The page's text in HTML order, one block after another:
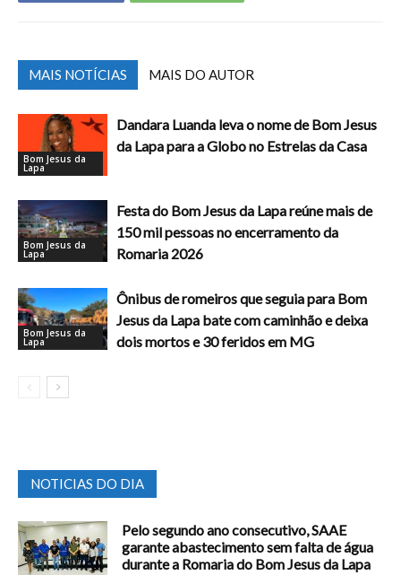
MAIS NOTÍCIAS MAIS DO AUTOR
Bom Jesus da
Lapa
Dandara Luanda leva o nome de Bom Jesus
da Lapa para a Globo no Estrelas da Casa
Bom Jesus da
Lapa
Festa do Bom Jesus da Lapa reúne mais de
150 mil pessoas no encerramento da
Romaria 2026
Bom Jesus da
Lapa
Ônibus de romeiros que seguia para Bom
Jesus da Lapa bate com caminhão e deixa
dois mortos e 30 feridos em MG
NOTICIAS DO DIA
Pelo segundo ano consecutivo, SAAE
garante abastecimento sem falta de água
durante a Romaria do Bom Jesus da Lapa